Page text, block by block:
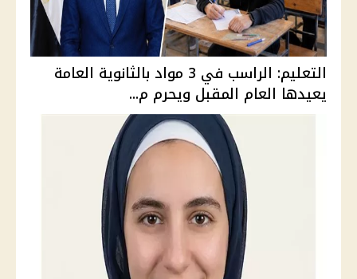
التعليم: الراسب في 3 مواد بالثانوية العامة
يعيدها العام المقبل ويحرم م...